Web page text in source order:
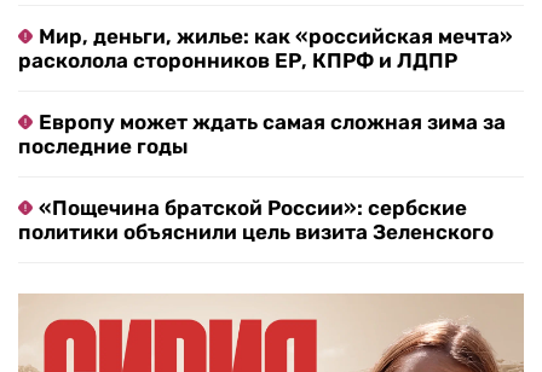
Мир, деньги, жилье: как «российская мечта»
расколола сторонников ЕР, КПРФ и ЛДПР
Европу может ждать самая сложная зима за
последние годы
«Пощечина братской России»: сербские
политики объяснили цель визита Зеленского